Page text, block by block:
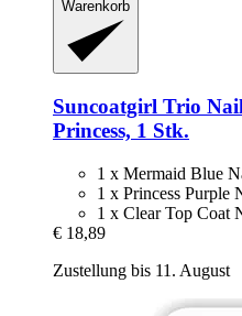
Warenkorb
Suncoatgirl Trio
Princess, 1 Stk.
1 x Mermaid Blue
1 x Princess Purple
1 x Clear Top Coat
€ 18,89
Zustellung bis 11. August